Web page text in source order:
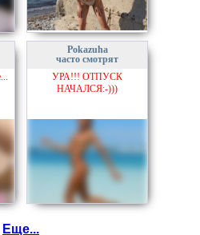
Pokazuha
часто смотрят
УРА!!! ОТПУСК
НАЧАЛСЯ:-)))
Еще...